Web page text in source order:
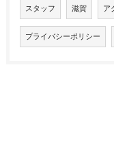
スタッフ 滋賀 ア
プライバシーポリシー